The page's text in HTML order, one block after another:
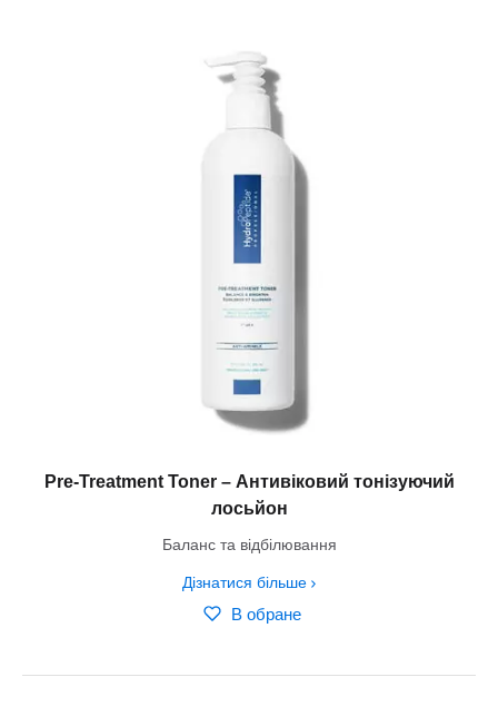
Pre-Treatment Toner – Антивіковий тонізуючий
лосьйон
Баланс та відбілювання
Дізнатися більше
В обране